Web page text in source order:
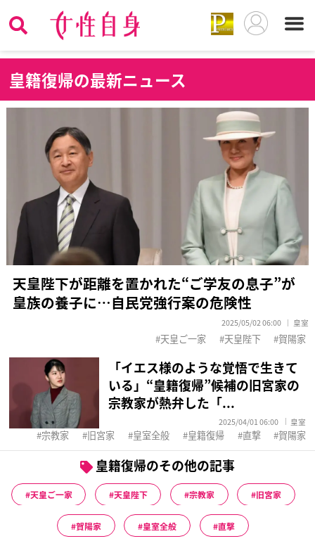
皇籍復帰の最新ニュース
天皇陛下が距離を置かれた“ご学友の息子”が
皇族の養子に…自民党強行案の危険性
2025/05/02 06:00 皇室
天皇ご一家 天皇陛下 賀陽家
「イエス様のような覚悟で生きて
いる」“皇籍復帰”候補の旧宮家の
宗教家が熱弁した「...
2025/04/01 06:00 皇室
宗教家 旧宮家 皇室全般 皇籍復帰 直撃 賀陽家
皇籍復帰のその他の記事
天皇ご一家 天皇陛下 宗教家 旧宮家
賀陽家 皇室全般 直撃